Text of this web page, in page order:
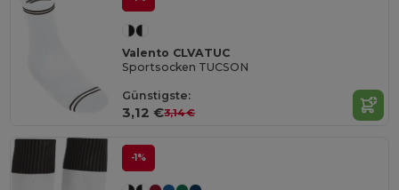
Valento CLVATUC
Sportsocken TUCSON
Günstigste:
3,12 €3,14 €
-1%